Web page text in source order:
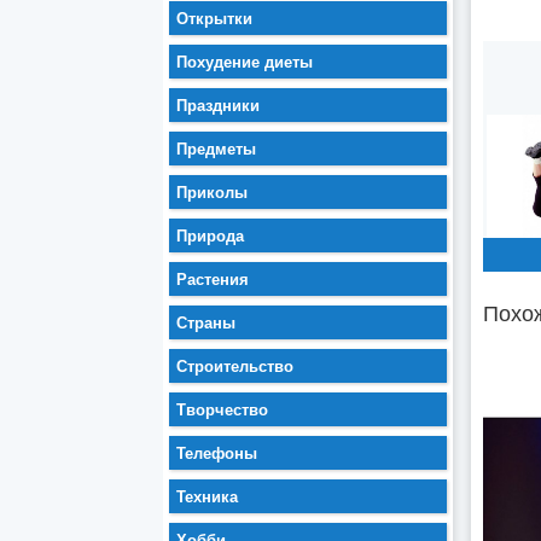
Открытки
Похудение диеты
Праздники
Предметы
Приколы
Природа
Растения
Страны
Строительство
Творчество
Телефоны
Техника